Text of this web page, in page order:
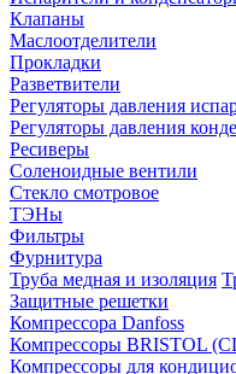
Клапаны
Маслоотделители
Прокладки
Разветвители
Регуляторы давления
Регуляторы давления
Ресиверы
Соленоидные вентили
Стекло смотровое
ТЭНы
Фильтры
Фурнитура
Труба медная и изоляция
Защитные решетки
Компрессора Danfoss
Компрессоры BRISTOL
Компрессоры для